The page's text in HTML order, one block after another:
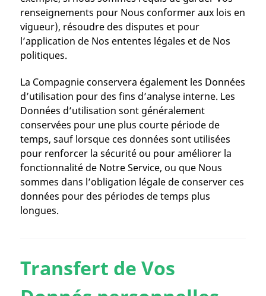
renseignements pour Nous conformer aux lois en
vigueur), résoudre des disputes et pour
l’application de Nos ententes légales et de Nos
politiques.
La Compagnie conservera également les Données
d’utilisation pour des fins d’analyse interne. Les
Données d’utilisation sont généralement
conservées pour une plus courte période de
temps, sauf lorsque ces données sont utilisées
pour renforcer la sécurité ou pour améliorer la
fonctionnalité de Notre Service, ou que Nous
sommes dans l’obligation légale de conserver ces
données pour des périodes de temps plus
longues.
Transfert de Vos